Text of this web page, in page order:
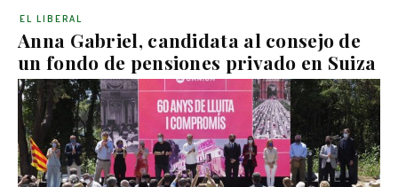
Anna Gabriel, candidata al consejo de
un fondo de pensiones privado en Suiza
EL LIBERAL